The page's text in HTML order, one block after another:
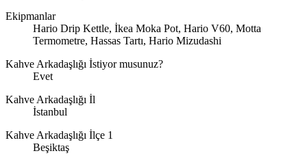
Ekipmanlar
Hario Drip Kettle, İkea Moka Pot, Hario V60, Motta
Termometre, Hassas Tartı, Hario Mizudashi
Kahve Arkadaşlığı İstiyor musunuz?
Evet
Kahve Arkadaşlığı İl
İstanbul
Kahve Arkadaşlığı İlçe 1
Beşiktaş